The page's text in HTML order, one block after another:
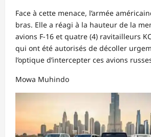
Face à cette menace, l’armée
bras. Elle a réagi à la hauteur de la
avions F-16 et quatre (4) ravitailleurs
qui ont été autorisés de décoller
l’optique d’intercepter ces avions
Mowa Muhindo